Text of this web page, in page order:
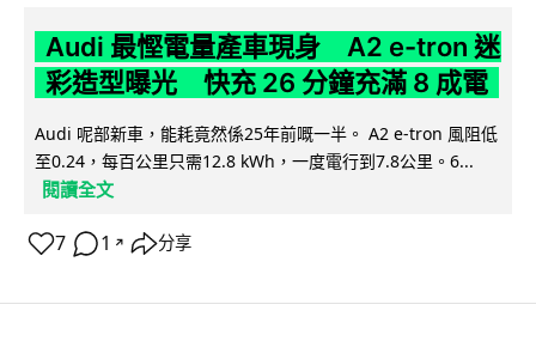
Audi 最慳電量產車現身 A2 e-tron 迷
彩造型曝光 快充 26 分鐘充滿 8 成電
Audi 呢部新車，能耗竟然係25年前嘅一半。 A2 e-tron 風阻低
至0.24，每百公里只需12.8 kWh，一度電行到7.8公里。6...
閱讀全文
7 1 ↗ 分享